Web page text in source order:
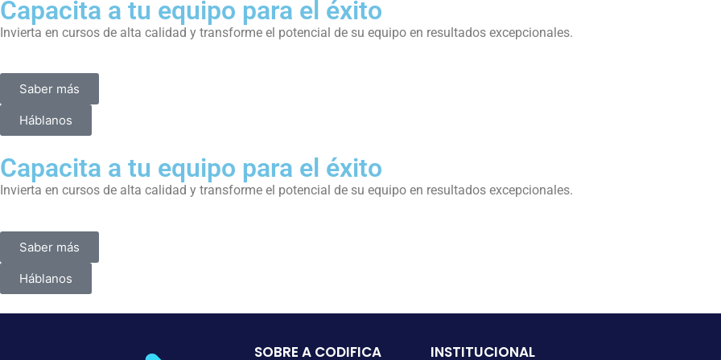
Capacita a tu equipo para el éxito
Invierta en cursos de alta calidad y transforme el potencial de su equipo en resultados excepcionales.
Saber más
Háblanos
Capacita a tu equipo para el éxito
Invierta en cursos de alta calidad y transforme el potencial de su equipo en resultados excepcionales.
Saber más
Háblanos
SOBRE A CODIFICA INSTITUCIONAL